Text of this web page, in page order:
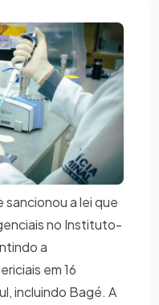
a lei que
no Instituto-
a
em 16
incluindo Bagé. A